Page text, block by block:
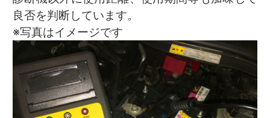
良否を判断しています。
※写真はイメージです